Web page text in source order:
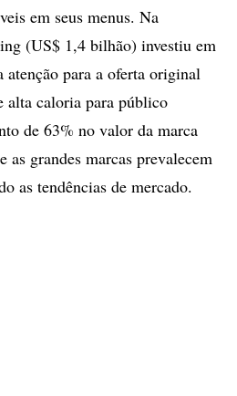
em seus menus. Na
(US$ 1,4 bilhão) investiu em
atenção para a oferta original
alta caloria para público
de 63% no valor da marca
grandes marcas prevalecem
as tendências de mercado.